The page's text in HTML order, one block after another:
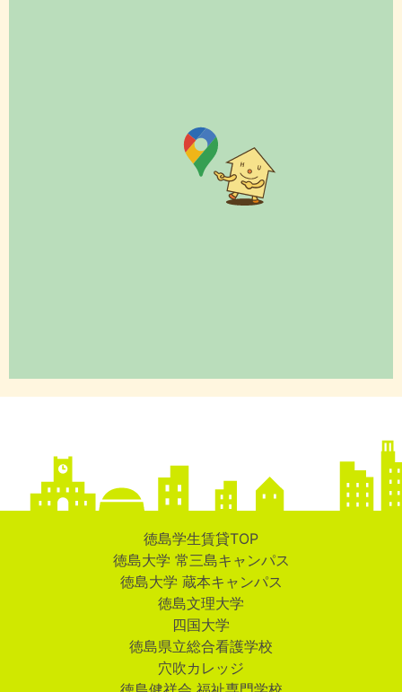
徳島学生賃貸TOP
徳島大学 常三島キャンパス
徳島大学 蔵本キャンパス
徳島文理大学
四国大学
徳島県立総合看護学校
穴吹カレッジ